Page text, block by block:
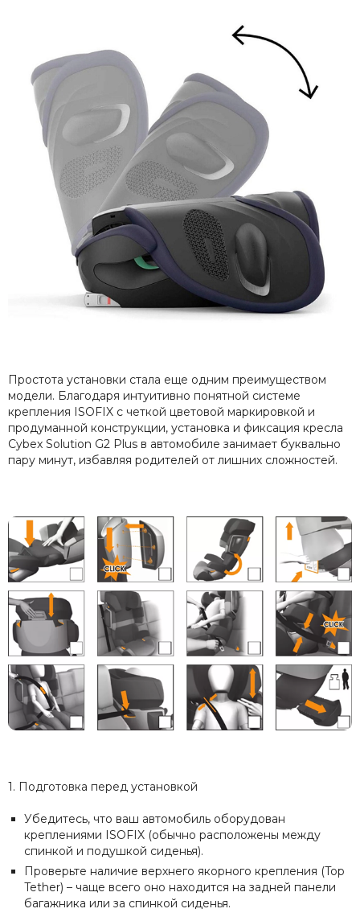
Простота установки стала еще одним преимуществом
модели. Благодаря интуитивно понятной системе
крепления ISOFIX с четкой цветовой маркировкой и
продуманной конструкции, установка и фиксация кресла
Cybex Solution G2 Plus в автомобиле занимает буквально
пару минут, избавляя родителей от лишних сложностей.
1. Подготовка перед установкой
Убедитесь, что ваш автомобиль оборудован
креплениями ISOFIX (обычно расположены между
спинкой и подушкой сиденья).
Проверьте наличие верхнего якорного крепления (Top
Tether) – чаще всего оно находится на задней панели
багажника или за спинкой сиденья.